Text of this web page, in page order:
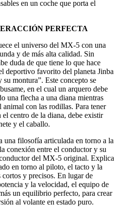
en un coche que porta el
PERFECTA
el universo del MX-5 con una
y de más alta calidad. Sin
duda de que tiene lo que hace
deportivo favorito del planeta Jinba
montura”. Este concepto se
en el cual un arquero debe
una flecha a una diana mientras
con las rodillas. Para tener
centro de la diana, debe existir
y el caballo.
una filosofía articulada en torno a la
entre el conductor y su
del MX-5 original. Explica
en torno al piloto, el tacto y la
y precisos. En lugar de
y la velocidad, el equipo de
un equilibrio perfecto, para crear
al volante en estado puro.